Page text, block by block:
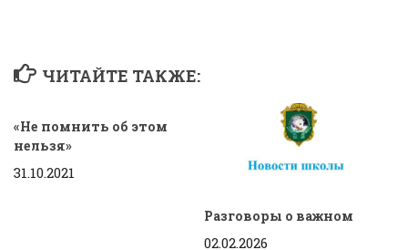
ЧИТАЙТЕ ТАКЖЕ:
«Не помнить об этом
нельзя»
31.10.2021
Разговоры о важном
02.02.2026